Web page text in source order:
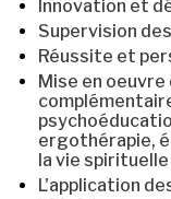
Innovation et
Supervision
Réussite et
Mise en
ergothérapie,
la vie
L'application